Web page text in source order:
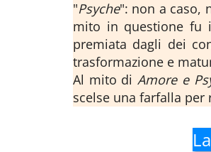
"Psyche": non a caso,
mito in questione fu
premiata dagli dei
trasformazione e
Al mito diAmore e
scelse una farfalla per